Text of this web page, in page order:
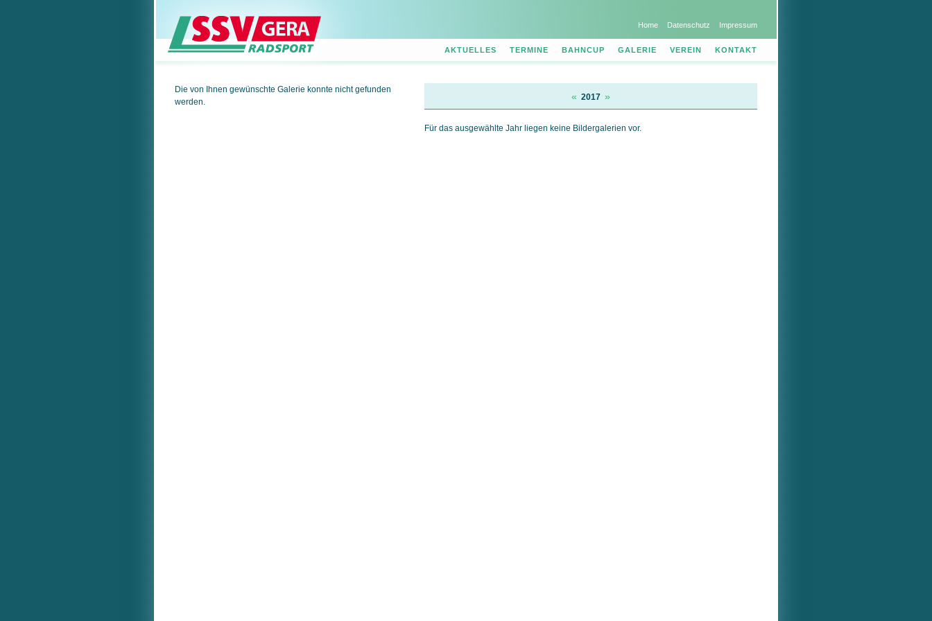
Home Datenschutz Impressum
AKTUELLES TERMINE BAHNCUP GALERIE VEREIN KONTAKT
Die von Ihnen gewünschte Galerie konnte nicht gefunden
werden.
« 2017 »
Für das ausgewählte Jahr liegen keine Bildergalerien vor.